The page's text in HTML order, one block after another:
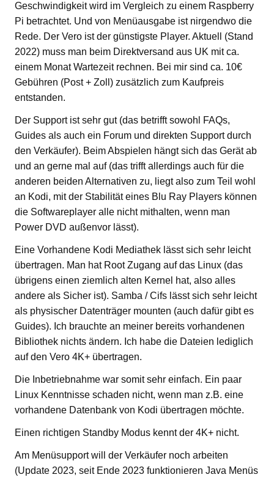
Geschwindigkeit wird im Vergleich zu einem Raspberry
Pi betrachtet. Und von Menüausgabe ist nirgendwo die
Rede. Der Vero ist der günstigste Player. Aktuell (Stand
2022) muss man beim Direktversand aus UK mit ca.
einem Monat Wartezeit rechnen. Bei mir sind ca. 10€
Gebühren (Post + Zoll) zusätzlich zum Kaufpreis
entstanden.
Der Support ist sehr gut (das betrifft sowohl FAQs,
Guides als auch ein Forum und direkten Support durch
den Verkäufer). Beim Abspielen hängt sich das Gerät ab
und an gerne mal auf (das trifft allerdings auch für die
anderen beiden Alternativen zu, liegt also zum Teil wohl
an Kodi, mit der Stabilität eines Blu Ray Players können
die Softwareplayer alle nicht mithalten, wenn man
Power DVD außenvor lässt).
Eine Vorhandene Kodi Mediathek lässt sich sehr leicht
übertragen. Man hat Root Zugang auf das Linux (das
übrigens einen ziemlich alten Kernel hat, also alles
andere als Sicher ist). Samba / Cifs lässt sich sehr leicht
als physischer Datenträger mounten (auch dafür gibt es
Guides). Ich brauchte an meiner bereits vorhandenen
Bibliothek nichts ändern. Ich habe die Dateien lediglich
auf den Vero 4K+ übertragen.
Die Inbetriebnahme war somit sehr einfach. Ein paar
Linux Kenntnisse schaden nicht, wenn man z.B. eine
vorhandene Datenbank von Kodi übertragen möchte.
Einen richtigen Standby Modus kennt der 4K+ nicht.
Am Menüsupport will der Verkäufer noch arbeiten
(Update 2023, seit Ende 2023 funktionieren Java Menüs